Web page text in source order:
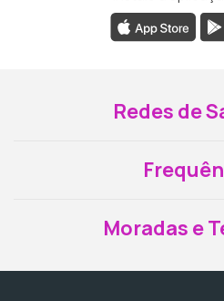
Redes de
Moradas e